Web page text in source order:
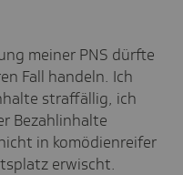
meiner PNS dürfte
Fall handeln. Ich
straffällig, ich
Bezahlinhalte
in komödienreifer
erwischt.